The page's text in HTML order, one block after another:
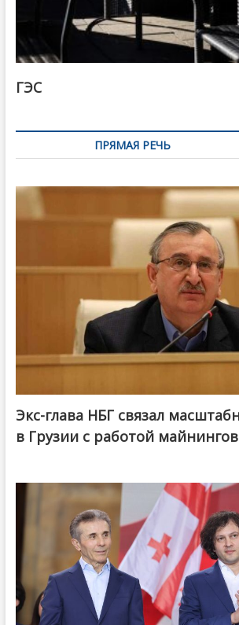
ГЭС
ПРЯМАЯ РЕЧЬ
Экс-глава НБГ связал
в Грузии с работой